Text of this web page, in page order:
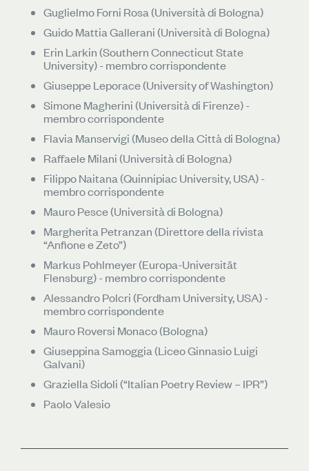
Guglielmo Forni Rosa (Università di Bologna)
Guido Mattia Gallerani (Università di Bologna)
Erin Larkin (Southern Connecticut State
University) - membro corrispondente
Giuseppe Leporace (University of Washington)
Simone Magherini (Università di Firenze) -
membro corrispondente
Flavia Manservigi (Museo della Città di Bologna)
Raffaele Milani (Università di Bologna)
Filippo Naitana (Quinnipiac University, USA) -
membro corrispondente
Mauro Pesce (Università di Bologna)
Margherita Petranzan (Direttore della rivista
“Anfione e Zeto”)
Markus Pohlmeyer (Europa-Universität
Flensburg) - membro corrispondente
​Alessandro Polcri (Fordham University, USA) -
membro corrispondente
Mauro Roversi Monaco (Bologna)
Giuseppina Samoggia (Liceo Ginnasio Luigi
Galvani)
Graziella Sidoli (“Italian Poetry Review – IPR”)
Paolo Valesio